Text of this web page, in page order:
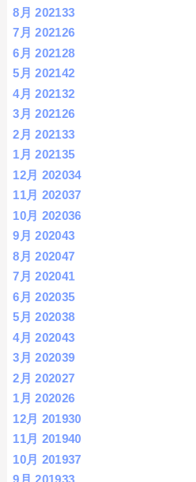
8月 202133
7月 202126
6月 202128
5月 202142
4月 202132
3月 202126
2月 202133
1月 202135
12月 202034
11月 202037
10月 202036
9月 202043
8月 202047
7月 202041
6月 202035
5月 202038
4月 202043
3月 202039
2月 202027
1月 202026
12月 201930
11月 201940
10月 201937
9月 201933